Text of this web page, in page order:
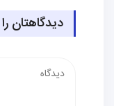
دیدگاهتان